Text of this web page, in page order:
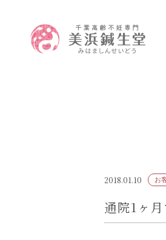
2018.01.10 お
通院1ヶ